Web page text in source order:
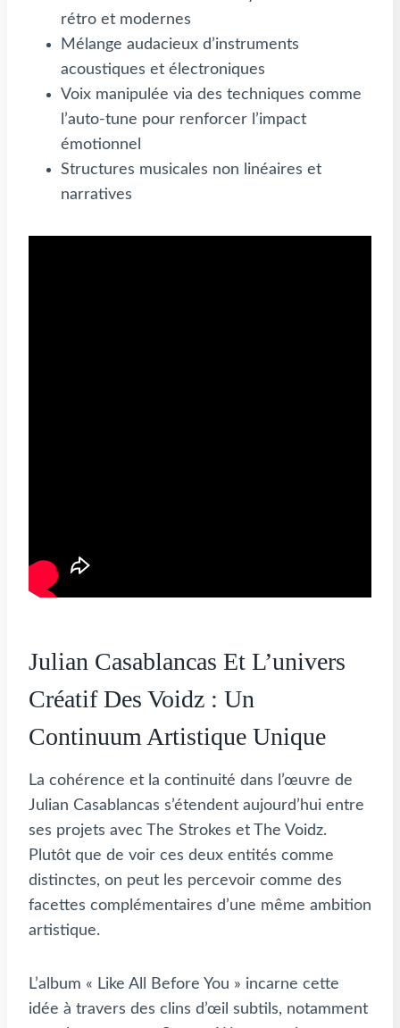
rétro et modernes
Mélange audacieux d’instruments
acoustiques et électroniques
Voix manipulée via des techniques comme
l’auto-tune pour renforcer l’impact
émotionnel
Structures musicales non linéaires et
narratives
Julian Casablancas Et L’univers
Créatif Des Voidz : Un
Continuum Artistique Unique
La cohérence et la continuité dans l’œuvre de
Julian Casablancas s’étendent aujourd’hui entre
ses projets avec The Strokes et The Voidz.
Plutôt que de voir ces deux entités comme
distinctes, on peut les percevoir comme des
facettes complémentaires d’une même ambition
artistique.
L’album « Like All Before You » incarne cette
idée à travers des clins d’œil subtils, notamment